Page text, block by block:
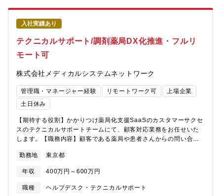
ーネットサービスを展開した同社は、国内最大規模のネットワー
ク基盤を独自構築しており、自社の基盤に幅広い自社サービスを
展開しております。そのため、専門性も身に着けながら、同時に
インフラからアプリ領域まで幅広い技術を身に着けられる環境で
す■最先端技術を独自に展開クラウド・AI・IoT・モバイルといっ
た最先端のIT技術を自社で展開しており、新技術やトレンドの技
環境です■経営基盤が極めて安定単発売上のみに依存せず、事業拡
大と共にストック売上（継続的なサービス提供）の比率が8割以上
あります。また、昨対で純利益142％増とコロナ渦で同社のITサー
ビスは高い評価をされています■フレキシブルな働き方＆キャリア
「自己実現する職場の提供」という理念のもと、多彩な働き方・
キャリアアップを支援しています#リモートワーク #フレックス
タイム勤務 #社内公募
入社実績あり
テクニカルサポート/調剤薬局DX化推進・フルリ
モート可
株式会社メディカルシステムネットワーク
管理職・マネージャー経験 リモートワーク可
上場企業
土日休み
【期待する役割】かかりつけ薬局化支援SaaSのカスタマーサクセ
スのテクニカルサポートチームにて、顧客対応業務をお任せいた
します。【職務内容】顧客である薬局や患者さんからの問い合わ
す。※株式会社メディカルシステムネットワークにご入社後、株
式会社ファーマシフトへ出向いただきます。【出向先】 ■株式会
社ファーマシフト （ URL：https://psft.co.jp/ ） （株式会
社メディカルシステムネットワーク100％出資会社） 所在地：東
勤務地 東京都
年収 400万円～600万円
職種
ヘルプデスク・テクニカルサポート